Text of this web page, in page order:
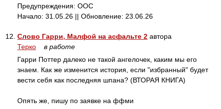
Предупреждения: ООС
Начало: 31.05.26 || Обновление: 23.06.26
12. Слово Гарри, Малфой на асфальте 2 автора
Терко
в работе
Гарри Поттер далеко не такой ангелочек, каким мы его
знаем. Как же изменится история, если "избранный" будет
вести себя как последняя шпана? (ВТОРАЯ КНИГА)
Опять же, пишу по заявке на ффми